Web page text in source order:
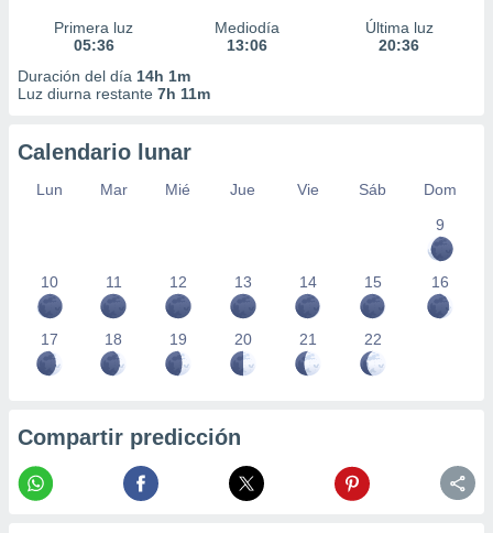
Primera luz
05:36
Mediodía
13:06
Última luz
20:36
Duración del día 14h 1m
Luz diurna restante 7h 11m
Calendario lunar
Lun Mar Mié Jue Vie Sáb
Dom
9
10 11 12 13 14 15 16
17 18 19 20 21 22
Compartir predicción